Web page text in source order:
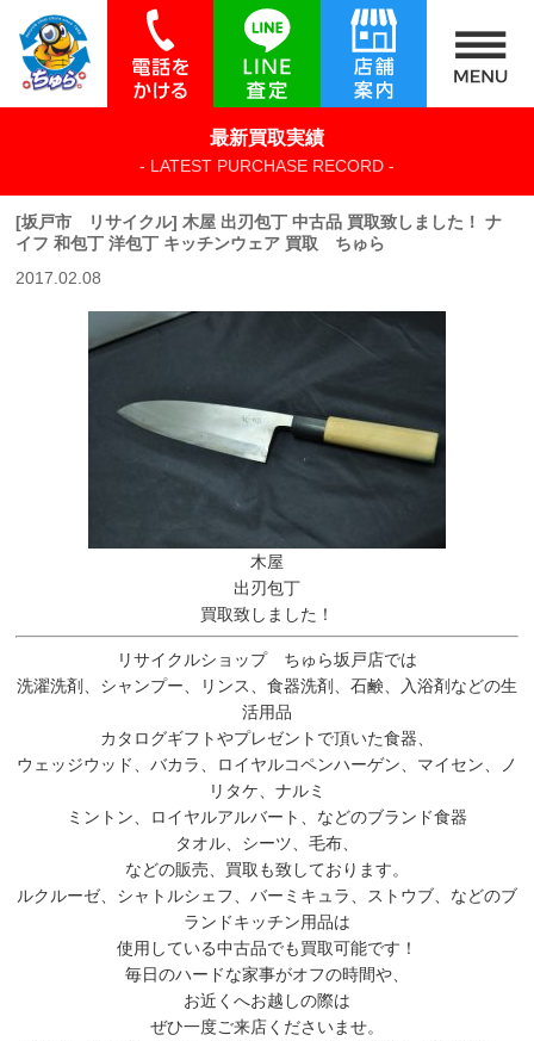
最新買取実績
- LATEST PURCHASE RECORD -
[坂戸市 リサイクル] 木屋 出刃包丁 中古品 買取致しました！ ナ
イフ 和包丁 洋包丁 キッチンウェア 買取 ちゅら
2017.02.08
木屋
出刃包丁
買取致しました！
リサイクルショップ ちゅら坂戸店では
洗濯洗剤、シャンプー、リンス、食器洗剤、石鹸、入浴剤などの生
活用品
カタログギフトやプレゼントで頂いた食器、
ウェッジウッド、バカラ、ロイヤルコペンハーゲン、マイセン、ノ
リタケ、ナルミ
ミントン、ロイヤルアルバート、などのブランド食器
タオル、シーツ、毛布、
などの販売、買取も致しております。
ルクルーゼ、シャトルシェフ、バーミキュラ、ストウブ、などのブ
ランドキッチン用品は
使用している中古品でも買取可能です！
毎日のハードな家事がオフの時間や、
お近くへお越しの際は
ぜひ一度ご来店くださいませ。